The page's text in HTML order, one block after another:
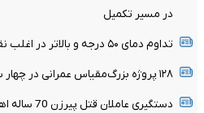
در مسیر تکمیل
تداوم دمای ۵۰ درجه و بالاتر در اغلب نقاط استان از فردا
۱۲۸ پروژه بزرگ‌مقیاس عمرانی در چهار سال به بهره‌برداری رسید
دستگیری عاملان قتل پیرزن 70 ساله اهل همدان